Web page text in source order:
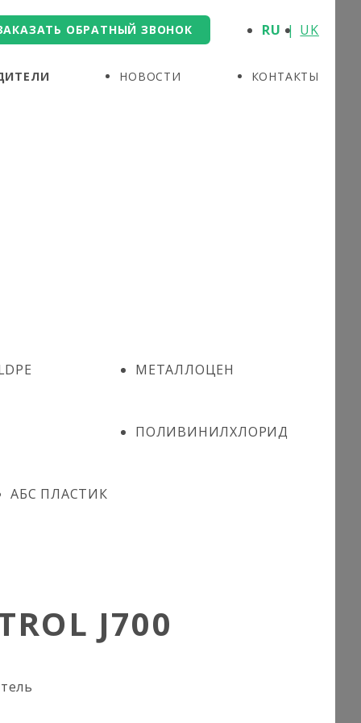
ОБРАТНЫЙ ЗВОНОК RU UK
НОВОСТИ КОНТАКТЫ
МЕТАЛЛОЦЕН
ПОЛИВИНИЛХЛОРИД
АБС ПЛАСТИК
J700